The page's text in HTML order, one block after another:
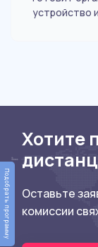
устройство
Хотите
Оставьте
комиссии
Подобрать программу